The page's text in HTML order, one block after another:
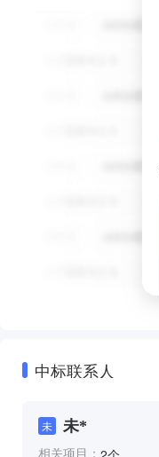
中标联系人
未 未*
相关项目：